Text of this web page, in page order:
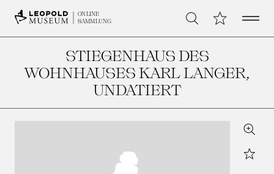
ONLINE
SAMMLUNG
Suche Meine Open
STIEGENHAUS DES
WOHNHAUSES KARL LANGER,
UNDATIERT
Zoom
Star